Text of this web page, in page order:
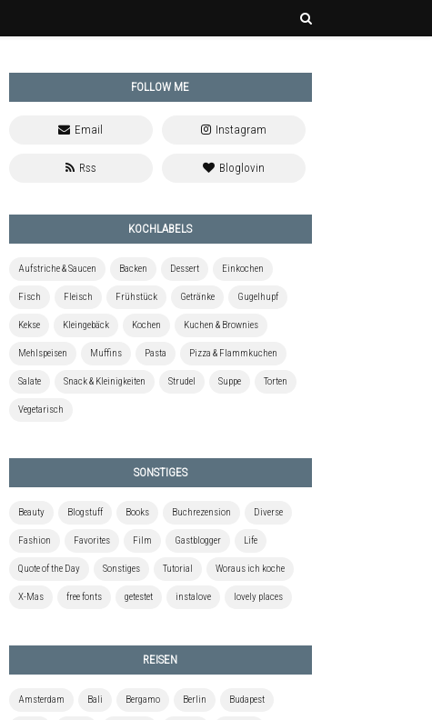
FOLLOW ME
KOCHLABELS
Aufstriche & Saucen Backen Dessert Einkochen
Fisch Fleisch Frühstück Getränke Gugelhupf
Kekse Kleingebäck Kochen Kuchen & Brownies
Mehlspeisen Muffins Pasta Pizza & Flammkuchen
Salate Snack & Kleinigkeiten Strudel Suppe Torten
Vegetarisch
SONSTIGES
Beauty Blogstuff Books Buchrezension Diverse
Fashion Favorites Film Gastblogger Life
Quote of the Day Sonstiges Tutorial Woraus ich koche
X-Mas free fonts getestet instalove lovely places
REISEN
Amsterdam Bali Bergamo Berlin Budapest